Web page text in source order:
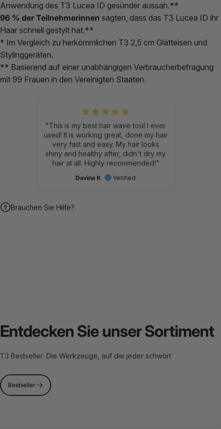
Anwendung des T3 Lucea ID gesünder aussah.**
96 % der Teilnehmerinnen sagten, dass das T3 Lucea ID ihr
Haar schnell gestylt hat.**
* Im Vergleich zu herkömmlichen T3 2,5 cm Glätteisen und
Stylinggeräten.
** Basierend auf einer unabhängigen Verbraucherbefragung
mit 99 Frauen in den Vereinigten Staaten.
★★★★★
"This is my best hair wave tool I ever
used! It is working great, done my hair
very fast and easy. My hair looks
shiny and healthy after, didn't dry my
hair at all. Highly recommended!"
Davina K Verified
Brauchen Sie Hilfe?
Entdecken Sie unser Sortiment
T3 Bestseller: Die Werkzeuge, auf die jeder schwört
Bestseller